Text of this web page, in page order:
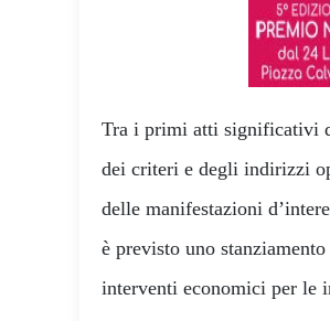
Tra i primi atti significativi
dei criteri e degli indirizzi
delle manifestazioni
è previsto uno
interventi economici per le